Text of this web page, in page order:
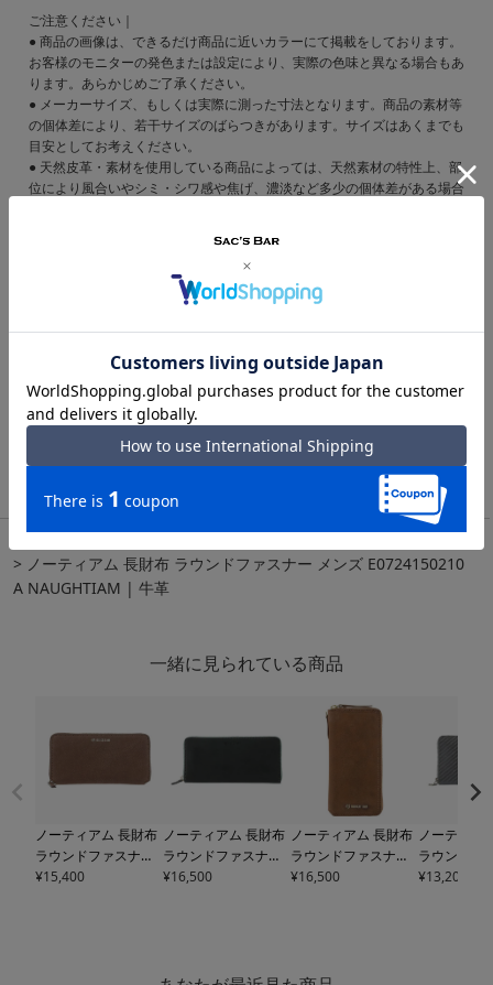
TOP メンズ・ユニセックス
長財布
ノーティアム 長財布 ラウンドファスナー メンズ E0724150210
A NAUGHTIAM | 牛革
ご注意ください｜
● 商品の画像は、できるだけ商品に近いカラーにて掲載をしております。
お客様のモニターの発色または設定により、実際の色味と異なる場合もあ
ります。あらかじめご了承ください。
● メーカーサイズ、もしくは実際に測った寸法となります。商品の素材等
の個体差により、若干サイズのばらつきがあります。サイズはあくまでも
目安としてお考えください。
● 天然皮革・素材を使用している商品によっては、天然素材の特性上、部
位により風合いやシミ・シワ感や焦げ、濃淡など多少の個体差がある場合
スタッフのコーディネート
一緒に見られている商品
ノーティアム 長財布
ラウンドファスナー
メンズE0723321140
¥15,400
ノーティアム 長財布
ラウンドファスナー
メンズE0724231150
¥16,500
ノーティアム 長財布
ラウンドファスナー
メンズE0724431150
¥16,500
ノーティア
ラウンドフ
メンズ
¥13,200